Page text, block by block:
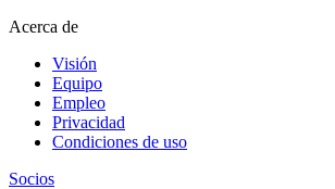
Acerca de
Visión
Equipo
Empleo
Privacidad
Condiciones de uso
Socios